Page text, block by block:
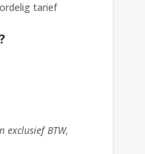
tarief
exclusief BTW,